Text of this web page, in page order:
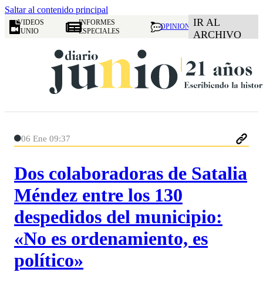
Saltar al contenido principal
VIDEOS
JUNIO
INFORMES
ESPECIALES
OPINION IR AL
ARCHIVO
06 Ene 09:37
Dos colaboradoras de Satalia
Méndez entre los 130
despedidos del municipio:
«No es ordenamiento, es
político»